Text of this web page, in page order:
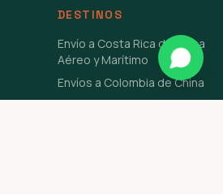
DESTINOS
Envío a Costa Rica de China
Aéreo y Marítimo
Envíos a Colombia de China